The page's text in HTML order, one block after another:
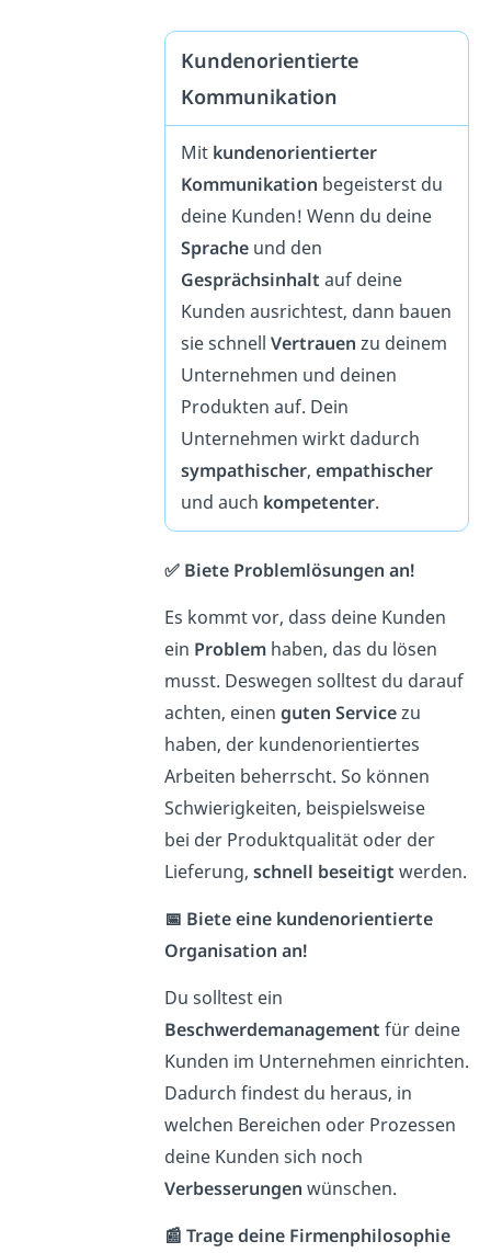
Kundenorientierte
Kommunikation
Mit kundenorientierter
Kommunikation begeisterst du
deine Kunden! Wenn du deine
Spracheund den
Gesprächsinhalt auf deine
Kunden ausrichtest, dann bauen
sie schnell Vertrauen zu deinem
Unternehmen und deinen
Produkten auf. Dein
Unternehmen wirkt dadurch
sympathischer, empathischer
und auch kompetenter.
✅ Biete Problemlösungen an!
Es kommt vor, dass deine Kunden
ein Problemhaben, das du lösen
musst. Deswegen solltest du darauf
achten, einen guten Servicezu
haben, der kundenorientiertes
Arbeiten beherrscht. So können
Schwierigkeiten, beispielsweise
bei der Produktqualität oder der
Lieferung, schnell beseitigt werden.
📅 Biete eine kundenorientierte
Organisation an!
Du solltest ein
Beschwerdemanagement für deine
Kunden im Unternehmen einrichten.
Dadurch findest du heraus, in
welchen Bereichen oder Prozessen
deine Kunden sich noch
Verbesserungen wünschen.
📰 Trage deine Firmenphilosophie